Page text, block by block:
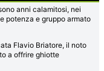
anni calamitosi, nei
potenza e gruppo armato
Flavio Briatore, il noto
a offrire ghiotte